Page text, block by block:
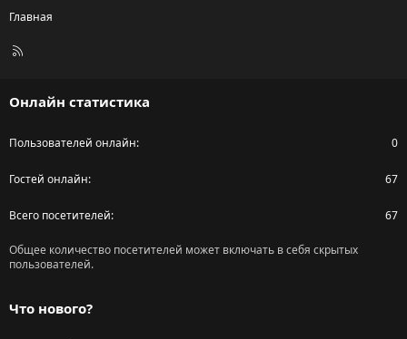
Главная
R
Онлайн статистика
Пользователей онлайн 0
Гостей онлайн 67
Всего посетителей 67
Общее количество посетителей может включать в себя скрытых
пользователей.
Что нового?